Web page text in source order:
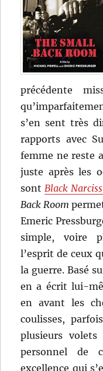
précédente
s’en sent très
rapports avec
femme ne reste
juste après les
sont Black
Back Room
Emeric
simple, voire
l’esprit de ceux
la guerre. Basé
en a écrit lui-
en avant les
coulisses,
plusieurs
personnel de
excellence qui